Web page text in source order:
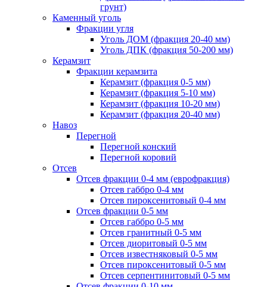
грунт)
Каменный уголь
Фракции угля
Уголь ДОМ (фракция 20-40 мм)
Уголь ДПК (фракция 50-200 мм)
Керамзит
Фракции керамзита
Керамзит (фракция 0-5 мм)
Керамзит (фракция 5-10 мм)
Керамзит (фракция 10-20 мм)
Керамзит (фракция 20-40 мм)
Навоз
Перегной
Перегной конский
Перегной коровий
Отсев
Отсев фракции 0-4 мм (еврофракция)
Отсев габбро 0-4 мм
Отсев пироксенитовый 0-4 мм
Отсев фракции 0-5 мм
Отсев габбро 0-5 мм
Отсев гранитный 0-5 мм
Отсев диоритовый 0-5 мм
Отсев известняковый 0-5 мм
Отсев пироксенитовый 0-5 мм
Отсев серпентинитовый 0-5 мм